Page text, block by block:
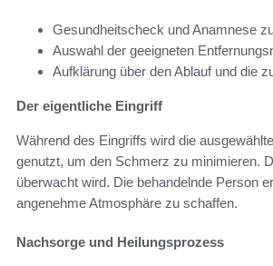
Gesundheitscheck und Anamnese
Auswahl der geeigneten
Aufklärung über den Ablauf und die
Der eigentliche Eingriff
Während des Eingriffs wird die
genutzt, um den Schmerz zu minimieren.
überwacht wird. Die behandelnde Person
angenehme Atmosphäre zu schaffen.
Nachsorge und Heilungsprozess